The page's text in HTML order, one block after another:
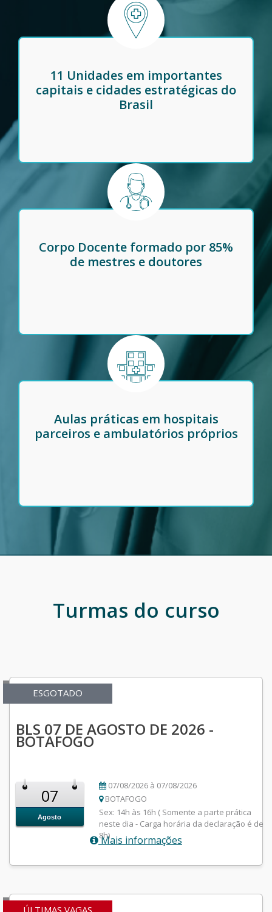
11 Unidades em importantes
capitais e cidades estratégicas do
Brasil
Corpo Docente formado por 85%
de mestres e doutores
Aulas práticas em hospitais
parceiros e ambulatórios próprios
Turmas do curso
ESGOTADO
BLS 07 DE AGOSTO DE 2026 -
BOTAFOGO
07
Agosto
07/08/2026 à 07/08/2026
BOTAFOGO
Sex: 14h às 16h ( Somente a parte prática
neste dia - Carga horária da declaração é de
8h)
Mais informações
ÚLTIMAS VAGAS